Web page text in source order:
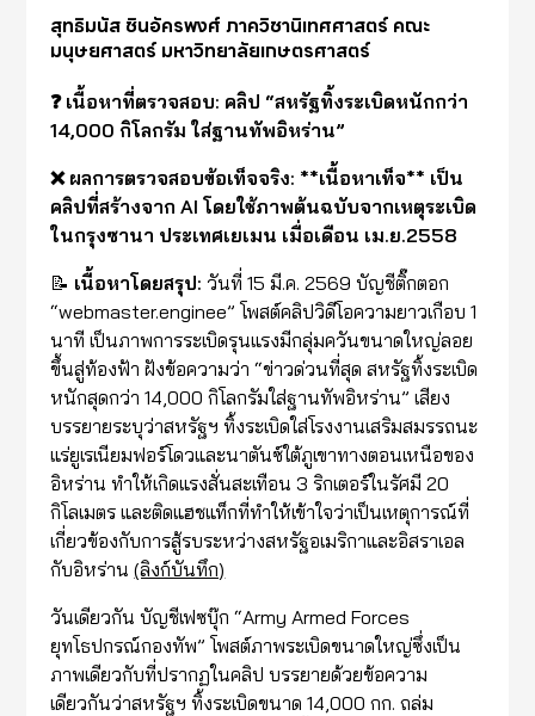
สุทธิมนัส ชินอัครพงศ์ ภาควิชานิเทศศาสตร์ คณะ
มนุษยศาสตร์ มหาวิทยาลัยเกษตรศาสตร์
❓ เนื้อหาที่ตรวจสอบ: คลิป “สหรัฐทิ้งระเบิดหนักกว่า
14,000 กิโลกรัม ใส่ฐานทัพอิหร่าน”
❌ ผลการตรวจสอบข้อเท็จจริง: **เนื้อหาเท็จ** เป็น
คลิปที่สร้างจาก AI โดยใช้ภาพต้นฉบับจากเหตุระเบิด
ในกรุงซานา ประเทศเยเมน เมื่อเดือน เม.ย.2558
📝 เนื้อหาโดยสรุป: วันที่ 15 มี.ค. 2569 บัญชีติ๊กตอก
“webmaster.enginee” โพสต์คลิปวิดีโอความยาวเกือบ 1
นาที เป็นภาพการระเบิดรุนแรงมีกลุ่มควันขนาดใหญ่ลอย
ขึ้นสู่ท้องฟ้า ฝังข้อความว่า “ข่าวด่วนที่สุด สหรัฐทิ้งระเบิด
หนักสุดกว่า 14,000 กิโลกรัมใส่ฐานทัพอิหร่าน” เสียง
บรรยายระบุว่าสหรัฐฯ ทิ้งระเบิดใส่โรงงานเสริมสมรรถนะ
แร่ยูเรเนียมฟอร์โดวและนาตันซ์ใต้ภูเขาทางตอนเหนือของ
อิหร่าน ทำให้เกิดแรงสั่นสะเทือน 3 ริกเตอร์ในรัศมี 20
กิโลเมตร และติดแฮชแท็กที่ทำให้เข้าใจว่าเป็นเหตุการณ์ที่
เกี่ยวข้องกับการสู้รบระหว่างสหรัฐอเมริกาและอิสราเอล
กับอิหร่าน(ลิงก์บันทึก)
วันเดียวกัน บัญชีเฟซบุ๊ก “Army Armed Forces
ยุทโธปกรณ์กองทัพ” โพสต์ภาพระเบิดขนาดใหญ่ซึ่งเป็น
ภาพเดียวกับที่ปรากฏในคลิป บรรยายด้วยข้อความ
เดียวกันว่าสหรัฐฯ ทิ้งระเบิดขนาด 14,000 กก. ถล่ม